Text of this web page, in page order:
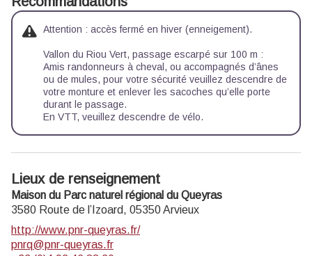
Attention : accès fermé en hiver (enneigement).
Vallon du Riou Vert, passage escarpé sur 100 m :
Amis randonneurs à cheval, ou accompagnés d’ânes
ou de mules, pour votre sécurité veuillez descendre de
votre monture et enlever les sacoches qu’elle porte
durant le passage.
En VTT, veuillez descendre de vélo.
Lieux de renseignement
Maison du Parc naturel régional du Queyras
3580 Route de l’Izoard, 05350Arvieux
http://www.pnr-queyras.fr/
pnrq@pnr-queyras.fr